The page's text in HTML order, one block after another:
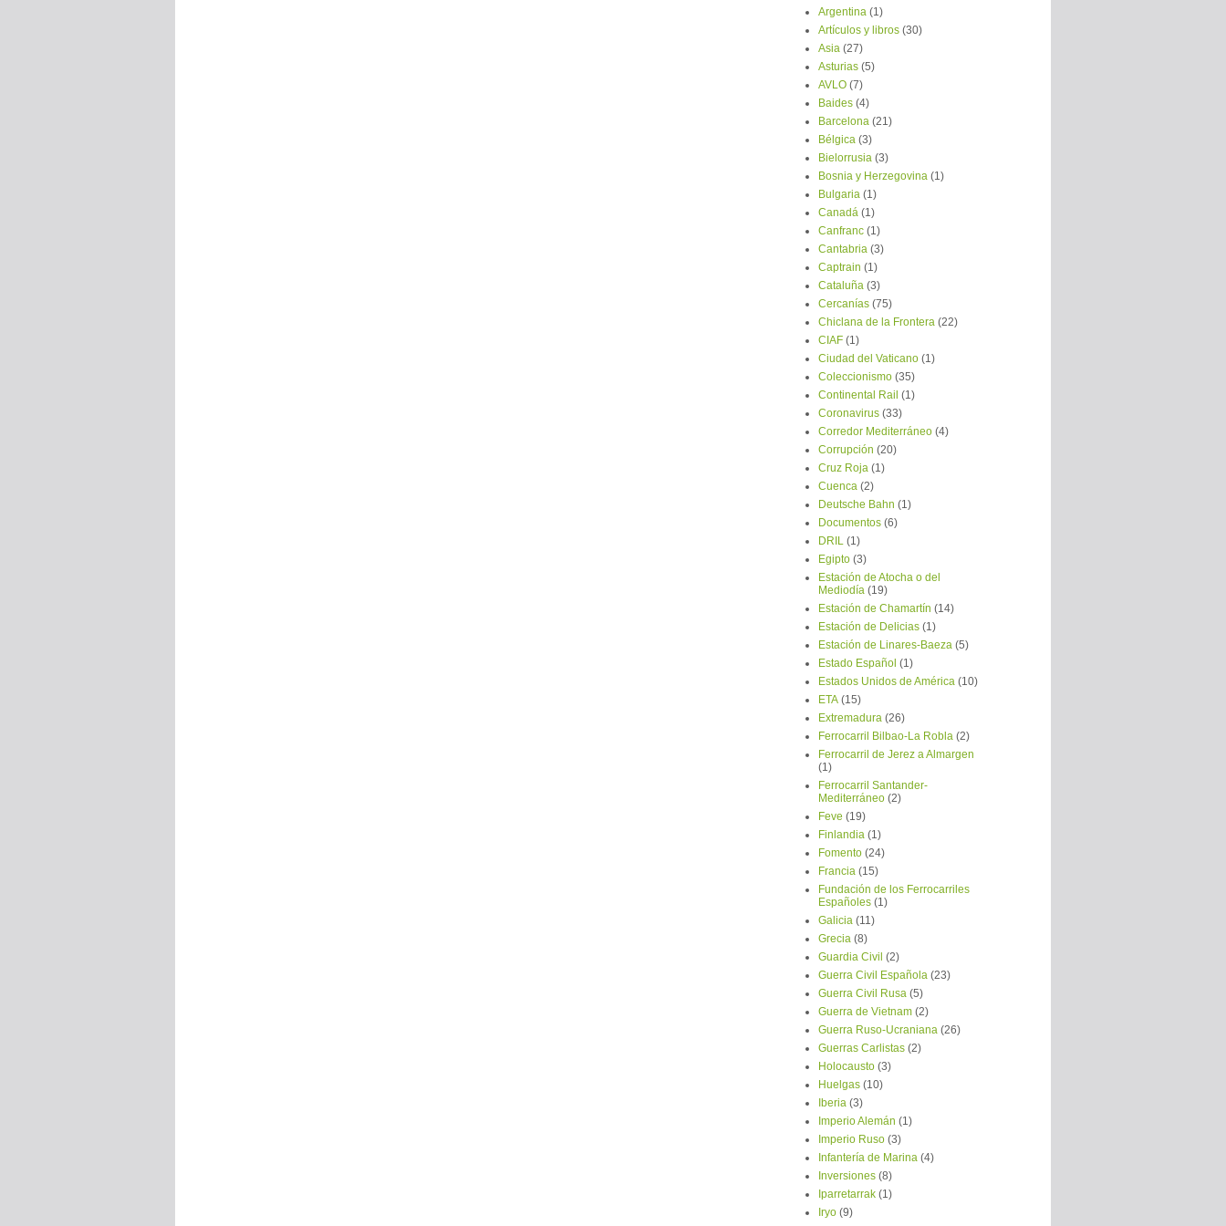
Argentina (1)
Artículos y libros (30)
Asia (27)
Asturias (5)
AVLO (7)
Baides (4)
Barcelona (21)
Bélgica (3)
Bielorrusia (3)
Bosnia y Herzegovina (1)
Bulgaria (1)
Canadá (1)
Canfranc (1)
Cantabria (3)
Captrain (1)
Cataluña (3)
Cercanías (75)
Chiclana de la Frontera (22)
CIAF (1)
Ciudad del Vaticano (1)
Coleccionismo (35)
Continental Rail (1)
Coronavirus (33)
Corredor Mediterráneo (4)
Corrupción (20)
Cruz Roja (1)
Cuenca (2)
Deutsche Bahn (1)
Documentos (6)
DRIL (1)
Egipto (3)
Estación de Atocha o del
Mediodía (19)
Estación de Chamartín (14)
Estación de Delicias (1)
Estación de Linares-Baeza (5)
Estado Español (1)
Estados Unidos de América (10)
ETA (15)
Extremadura (26)
Ferrocarril Bilbao-La Robla (2)
Ferrocarril de Jerez a Almargen
(1)
Ferrocarril Santander-
Mediterráneo (2)
Feve (19)
Finlandia (1)
Fomento (24)
Francia (15)
Fundación de los Ferrocarriles
Españoles (1)
Galicia (11)
Grecia (8)
Guardia Civil (2)
Guerra Civil Española (23)
Guerra Civil Rusa (5)
Guerra de Vietnam (2)
Guerra Ruso-Ucraniana (26)
Guerras Carlistas (2)
Holocausto (3)
Huelgas (10)
Iberia (3)
Imperio Alemán (1)
Imperio Ruso (3)
Infantería de Marina (4)
Inversiones (8)
Iparretarrak (1)
Iryo (9)